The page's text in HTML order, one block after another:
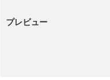
プレビュー